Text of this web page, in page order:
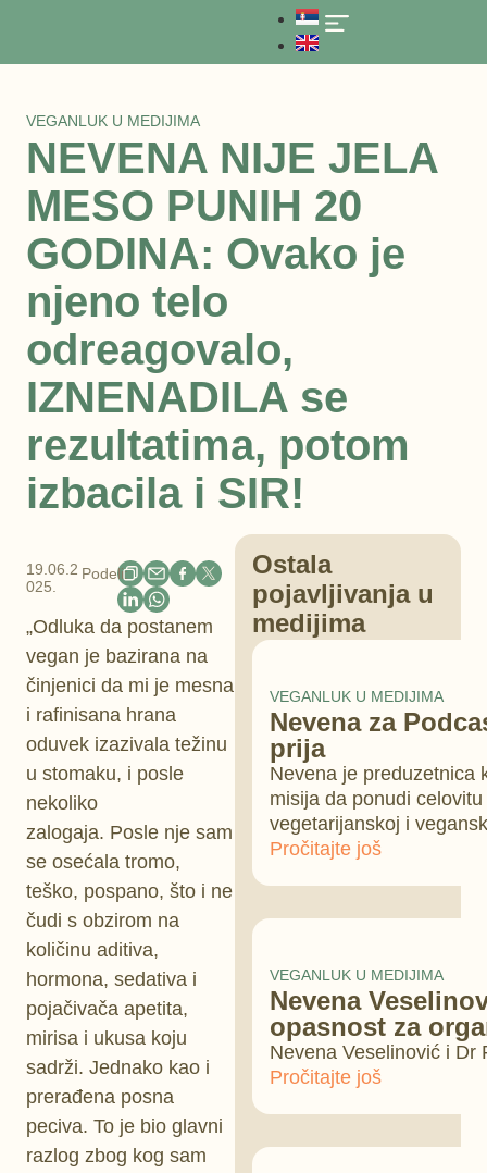
VEGANLUK U MEDIJIMA
NEVENA NIJE JELA
MESO PUNIH 20
GODINA: Ovako je
njeno telo
odreagovalo,
IZNENADILA se
rezultatima, potom
izbacila i SIR!
19.06.2
025.
Podeli:
„Odluka da postanem
vegan je bazirana na
činjenici da mi je mesna
i rafinisana hrana
oduvek izazivala težinu
u stomaku, i posle
nekoliko
zalogaja. Posle nje sam
se osećala tromo,
teško, pospano, što i ne
čudi s obzirom na
količinu aditiva,
hormona, sedativa i
pojačivača apetita,
mirisa i ukusa koju
sadrži. Jednako kao i
prerađena posna
peciva. To je bio glavni
razlog zbog kog sam
Ostala
pojavljivanja u
medijima
VEGANLUK U MEDIJIMA
Nevena za
prija
Nevena je preduzetnica
misija da ponudi
vegetarijanskoj i
Pročitajte još
VEGANLUK U MEDIJIMA
Nevena
opasnost za
Nevena Veselinović i Dr
Pročitajte još